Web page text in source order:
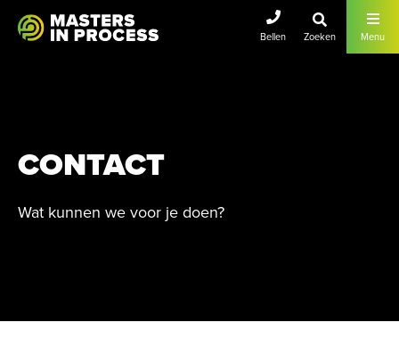
Masters In Lean
Bellen Zoeken Menu
CONTACT
Wat kunnen we voor je doen?